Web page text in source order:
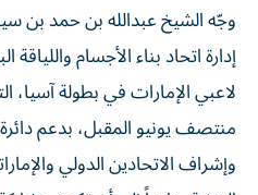
وجّه الشيخ عبدالله بن حمد
إدارة اتحاد بناء الأجسام
لاعبي الإمارات في بطولة
منتصف يونيو المقبل، بدعم
وإشراف الاتحادين الدولي